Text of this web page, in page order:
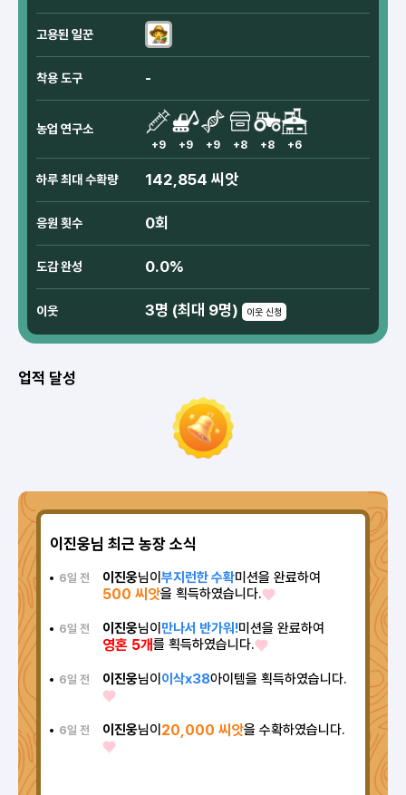
고용된 일꾼
착용 도구 -
농업 연구소
+9 +9 +9 +8 +8 +6
하루 최대 수확량 142,854 씨앗
응원 횟수 0회
도감 완성 0.0%
이웃 3명 (최대 9명) 이웃 신청
업적 달성
이진웅님 최근 농장 소식
6일 전 이진웅님이 부지런한 수확미션을 완료하여
500 씨앗을 획득하였습니다.
6일 전 이진웅님이 만나서 반가워!미션을 완료하여
영혼 5개를 획득하였습니다.
6일 전 이진웅님이 이삭x38아이템을 획득하였습니다.
6일 전 이진웅님이 20,000 씨앗을 수확하였습니다.